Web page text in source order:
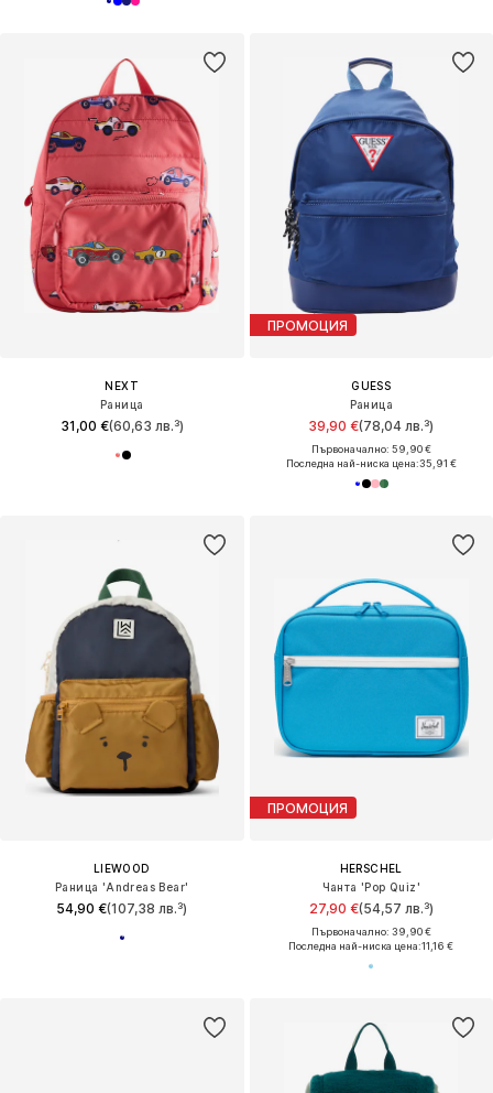
NEXT
Раница
31,00 €(60,63 лв.³)
ПРОМОЦИЯ
GUESS
Раница
39,90 €(78,04 лв.³)
Първоначално: 59,90 €
Последна най-ниска цена:35,91 €
LIEWOOD
Раница 'Andreas Bear'
54,90 €(107,38 лв.³)
ПРОМОЦИЯ
HERSCHEL
Чанта 'Pop Quiz'
27,90 €(54,57 лв.³)
Първоначално: 39,90 €
Последна най-ниска цена:11,16 €